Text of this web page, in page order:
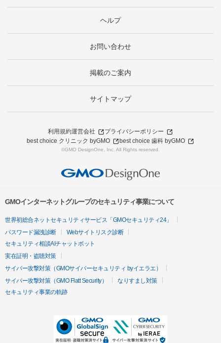
ヘルプ
お問い合わせ
掲載のご案内
サイトマップ
利用規約運営会社
プライバシーポリシー
best choice クリニック byGMO
best choice 歯科 byGMO
©GMO DesignOne, Inc. All Rights reserved.
GMOインターネットグループのセキュリティ事業について
世界初総合ネットセキュリティサービス「GMOセキュリティ24」
パスワード漏洩診断
Webサイトリスク診断
セキュリティ相談AIチャットボット
実在証明・盗聴対策
サイバー攻撃対策（GMOサイバーセキュリティ byイエラエ）
サイバー攻撃対策（GMO Flatt Security）
なりすまし対策
セキュリティ事業の軌跡